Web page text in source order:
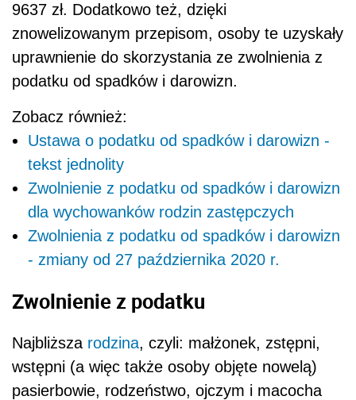
9637 zł. Dodatkowo też, dzięki
znowelizowanym przepisom, osoby te uzyskały
uprawnienie do skorzystania ze zwolnienia z
podatku od spadków i darowizn.
Zobacz również:
Ustawa o podatku od spadków i darowizn -
tekst jednolity
Zwolnienie z podatku od spadków i darowizn
dla wychowanków rodzin zastępczych
Zwolnienia z podatku od spadków i darowizn
- zmiany od 27 października 2020 r.
Zwolnienie z podatku
Najbliższa rodzina, czyli: małżonek, zstępni,
wstępni (a więc także osoby objęte nowelą)
pasierbowie, rodzeństwo, ojczym i macocha